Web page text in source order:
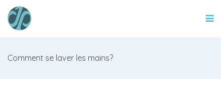
Comment se laver les mains?